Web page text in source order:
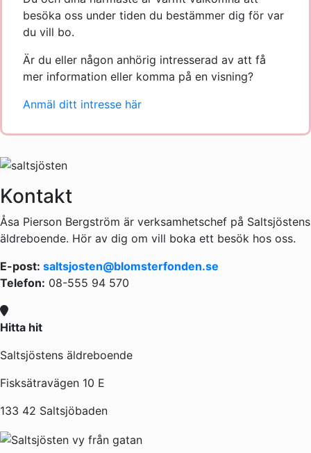
besöka oss under tiden du bestämmer dig för var
du vill bo.
Är du eller någon anhörig intresserad av att få
mer information eller komma på en visning?
Anmäl ditt intresse här
Kontakt
Åsa Pierson Bergström är verksamhetschef på Saltsjöstens
äldreboende. Hör av dig om vill boka ett besök hos oss.
E-post: saltsjosten@blomsterfonden.se
Telefon: 08-555 94 570
Hitta hit
Saltsjöstens äldreboende
Fisksätravägen 10 E
133 42 Saltsjöbaden